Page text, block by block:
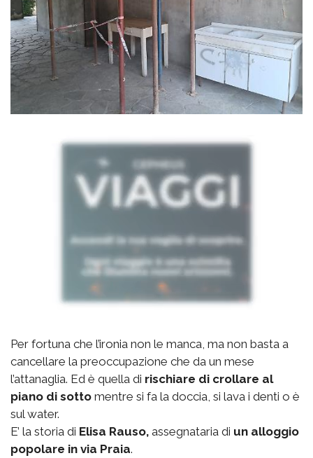
Per fortuna che l’ironia non le manca, ma non basta a
cancellare la preoccupazione che da un mese
l’attanaglia. Ed è quella di rischiare di crollare al
piano di sotto mentre si fa la doccia, si lava i denti o è
sul water.
E’ la storia di Elisa Rauso, assegnataria di un alloggio
popolare in via Praia.